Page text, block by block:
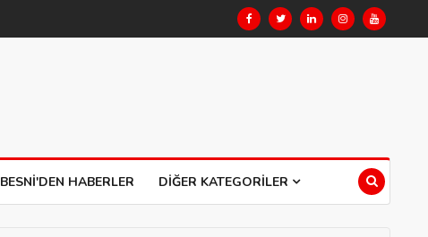
BESNI'DEN HABERLER DIĞER KATEGORILER